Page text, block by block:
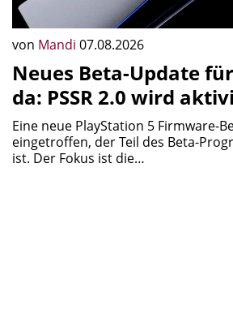
von Mandi 07.08.2026
Neues Beta-Update
da: PSSR 2.0 wird
Eine neue PlayStation 5 Firmware-
eingetroffen, der Teil des Beta-
ist. Der Fokus ist die…